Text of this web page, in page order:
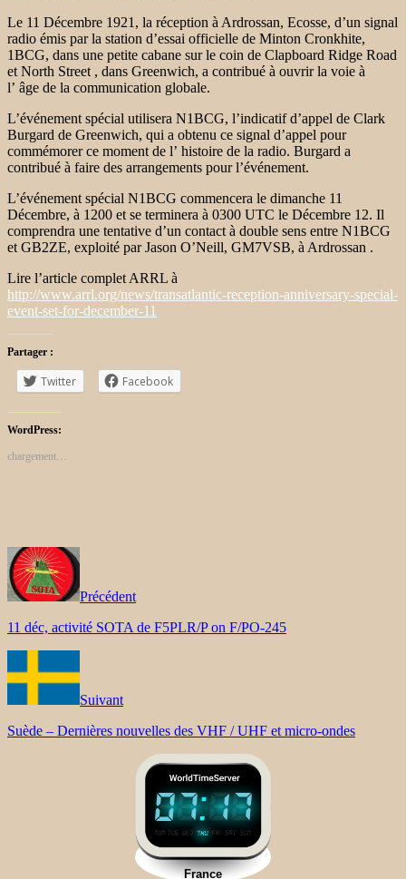
Le 11 Décembre 1921, la réception à Ardrossan, Ecosse, d’un signal
radio émis par la station d’essai officielle de Minton Cronkhite,
1BCG, dans une petite cabane sur le coin de Clapboard Ridge Road
et North Street , dans Greenwich, a contribué à ouvrir la voie à
l’ âge de la communication globale.
L’événement spécial utilisera N1BCG, l’indicatif d’appel de Clark
Burgard de Greenwich, qui a obtenu ce signal d’appel pour
commémorer ce moment de l’ histoire de la radio. Burgard a
contribué à faire des arrangements pour l’événement.
L’événement spécial N1BCG commencera le dimanche 11
Décembre, à 1200 et se terminera à 0300 UTC le Décembre 12. Il
comprendra une tentative d’un contact à double sens entre N1BCG
et GB2ZE, exploité par Jason O’Neill, GM7VSB, à Ardrossan .
Lire l’article complet ARRL à
http://www.arrl.org/news/transatlantic-reception-anniversary-special-
event-set-for-december-11
Partager :
Twitter Facebook
WordPress:
chargement…
Précédent
11 déc, activité SOTA de F5PLR/P on F/PO-245
Suivant
Suède – Dernières nouvelles des VHF / UHF et micro-ondes